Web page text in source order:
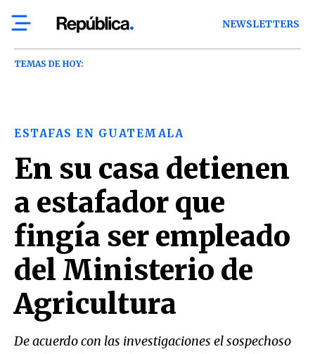
NEWSLETTERS
TEMAS DE HOY:
ESTAFAS EN GUATEMALA
En su casa detienen
a estafador que
fingía ser empleado
del Ministerio de
Agricultura
De acuerdo con las investigaciones el sospechoso